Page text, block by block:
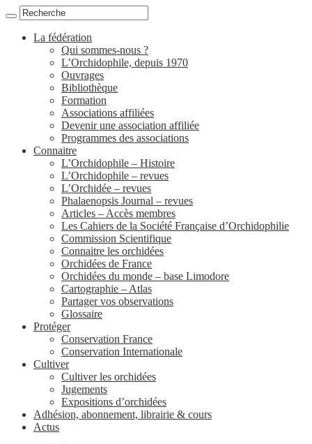
La fédération
Qui sommes-nous ?
L’Orchidophile, depuis 1970
Ouvrages
Bibliothèque
Formation
Associations affiliées
Devenir une association affiliée
Programmes des associations
Connaitre
L’Orchidophile – Histoire
L’Orchidophile – revues
L’Orchidée – revues
Phalaenopsis Journal – revues
Articles – Accès membres
Les Cahiers de la Société Française d’Orchidophilie
Commission Scientifique
Connaitre les orchidées
Orchidées de France
Orchidées du monde – base Limodore
Cartographie – Atlas
Partager vos observations
Glossaire
Protéger
Conservation France
Conservation Internationale
Cultiver
Cultiver les orchidées
Jugements
Expositions d’orchidées
Adhésion, abonnement, librairie & cours
Actus